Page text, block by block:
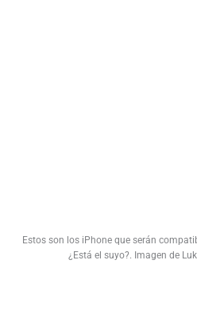
Estos son los iPhone que serán
¿Está el suyo?. Imagen de